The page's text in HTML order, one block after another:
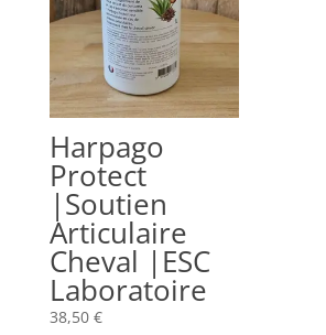
Harpago
Protect
|Soutien
Articulaire
Cheval |ESC
Laboratoire
38,50 €